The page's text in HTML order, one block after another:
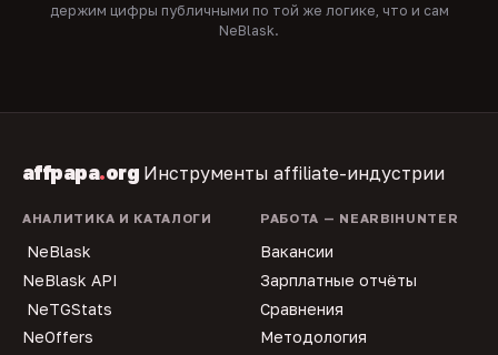
держим цифры публичными по той же логике, что и сам
NeBlask.
affpapa.org Инструменты affiliate-индустрии
АНАЛИТИКА И КАТАЛОГИ
NeBlask
NeBlask API
NeTGStats
NeOffers
РАБОТА — NEARBIHUNTER
Вакансии
Зарплатные отчёты
Сравнения
Методология